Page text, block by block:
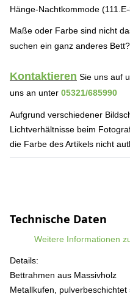
Hänge-Nachtkommode
Maße oder Farbe sind nicht
suchen ein ganz anderes Bett?
Kontaktieren Sie uns auf
uns an unter 05321/685990
Aufgrund verschiedener
Lichtverhältnisse beim
die Farbe des Artikels nicht
Technische Daten
Weitere Informationen
Details:
Bettrahmen aus Massivholz
Metallkufen, pulverbeschichtet